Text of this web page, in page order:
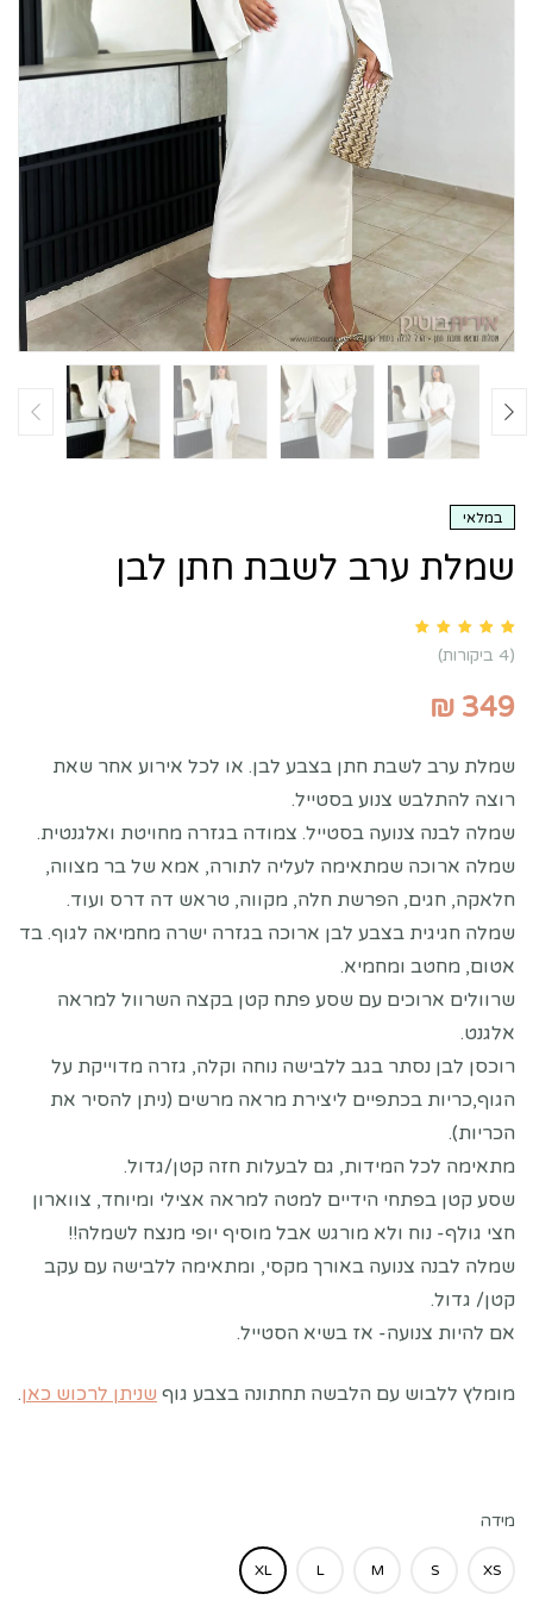
במלאי
שמלת ערב לשבת חתן לבן
4
customer ratings(
4 ביקורות)
₪ 349
שמלת ערב לשבת חתן בצבע לבן. או לכל אירוע אחר שאת
רוצה להתלבש צנוע בסטייל.
שמלה לבנה צנועה בסטייל. צמודה בגזרה מחויטת ואלגנטית.
שמלה ארוכה שמתאימה לעליה לתורה, אמא של בר מצווה,
חלאקה, חגים, הפרשת חלה, מקווה, טראש דה דרס ועוד.
שמלה חגיגית בצבע לבן ארוכה בגזרה ישרה מחמיאה לגוף. בד
אטום, מחטב ומחמיא.
שרוולים ארוכים עם שסע פתח קטן בקצה השרוול למראה
אלגנט.
רוכסן לבן נסתר בגב ללבישה נוחה וקלה, גזרה מדוייקת על
הגוף,כריות בכתפיים ליצירת מראה מרשים (ניתן להסיר את
הכריות).
מתאימה לכל המידות, גם לבעלות חזה קטן/גדול.
שסע קטן בפתחי הידיים למטה למראה אצילי ומיוחד, צווארון
חצי גולף- נוח ולא מורגש אבל מוסיף יופי מנצח לשמלה!!
שמלה לבנה צנועה באורך מקסי, ומתאימה ללבישה עם עקב
קטן/ גדול.
אם להיות צנועה- אז בשיא הסטייל.
מומלץ ללבוש עם הלבשה תחתונה בצבע גוף שניתן לרכוש כאן.
מידה
XS
S
M
L
XL